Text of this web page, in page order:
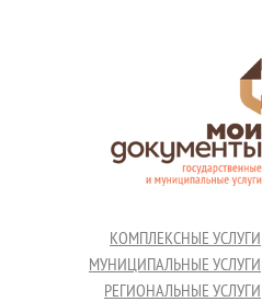
КОМПЛЕКСНЫЕ УСЛУГИ
МУНИЦИПАЛЬНЫЕ УСЛУГИ
РЕГИОНАЛЬНЫЕ УСЛУГИ